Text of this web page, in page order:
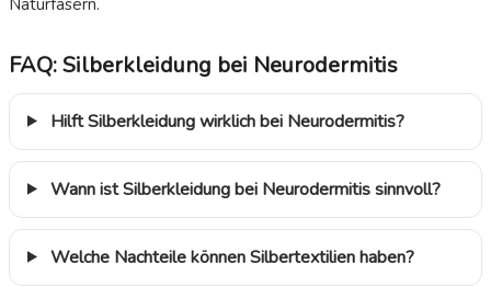
FAQ: Silberkleidung bei Neurodermitis
Hilft Silberkleidung wirklich bei Neurodermitis?
Wann ist Silberkleidung bei Neurodermitis sinnvoll?
Welche Nachteile können Silbertextilien haben?